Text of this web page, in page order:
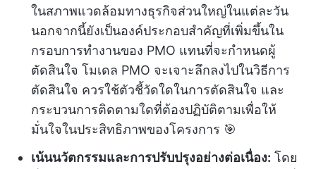
ในสภาพแวดล้อมทางธุรกิจส่วนใหญ่ในแต่ละวัน
นอกจากนี้ยังเป็นองค์ประกอบสำคัญที่เพิ่มขึ้นใน
กรอบการทำงานของ PMO แทนที่จะกำหนดผู้
ตัดสินใจ โมเดล PMO จะเจาะลึกลงไปในวิธีการ
ตัดสินใจ ควรใช้ตัวชี้วัดใดในการตัดสินใจ และ
กระบวนการติดตามใดที่ต้องปฏิบัติตามเพื่อให้
มั่นใจในประสิทธิภาพของโครงการ 🎯
เน้นนวัตกรรมและการปรับปรุงอย่างต่อเนื่อง: โดย